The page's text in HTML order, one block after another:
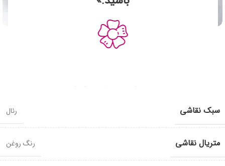
گل شمعدانی
سبک نقاشی رئال
متریال نقاشی رنگ روغن